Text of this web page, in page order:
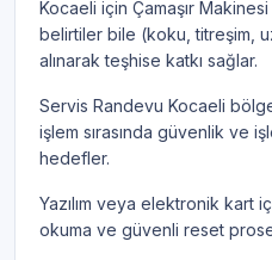
Kocaeli için Çamaşır
belirtiler bile (koku, titreşim,
alınarak teşhise katkı sağlar.
Servis Randevu Kocaeli
işlem sırasında güvenlik ve
hedefler.
Yazılım veya elektronik kart
okuma ve güvenli reset